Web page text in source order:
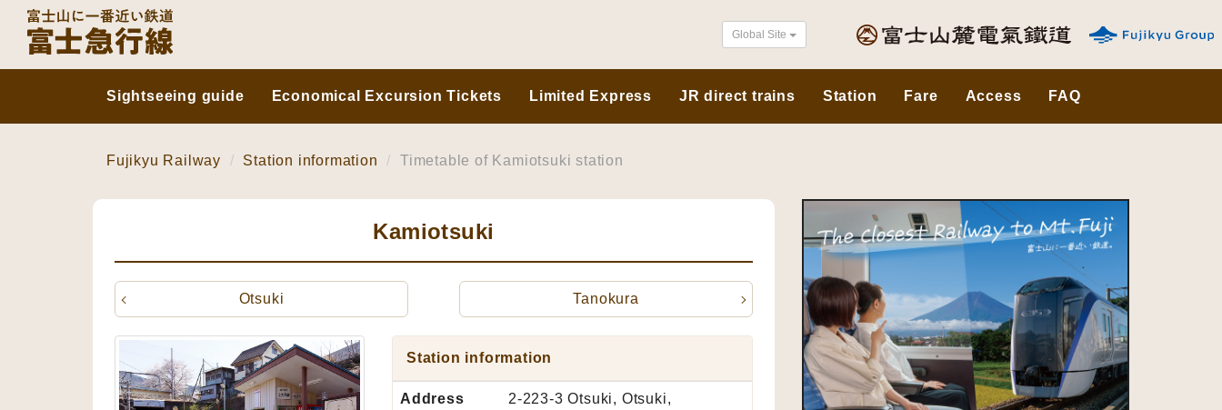
Global Site
Sightseeing guide Economical Excursion Tickets Limited Express JR direct trains Station Fare Access FAQ
Fujikyu Railway Station information Timetable of Kamiotsuki station
Kamiotsuki
Otsuki Tanokura
Station information
Address
2-223-3 Otsuki, Otsuki,